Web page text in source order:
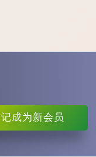
成为新会员